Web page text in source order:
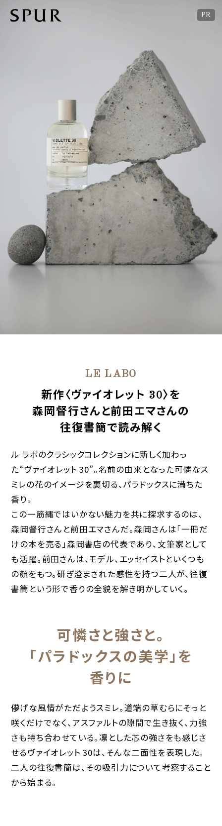
LE LABO
新作〈ヴァイオレット 30〉を
森岡督行さんと前田エマさんの
往復書簡で読み解く
ル ラボのクラシックコレクションに新しく加わっ
た“ヴァイオレット 30”。名前の由来となった可憐なス
ミレの花のイメージを裏切る、パラドックスに満ちた
香り。
この一筋縄ではいかない魅力を共に探求するのは、
森岡督行さんと前田エマさんだ。森岡さんは「一冊だ
けの本を売る」森岡書店の代表であり、文筆家として
も活躍。前田さんは、モデル、エッセイストといくつも
の顔をもつ。研ぎ澄まされた感性を持つ二人が、往復
書簡という形で香りの全貌を解き明かしていく。
可憐さと強さと。
「パラドックスの美学」を
香りに
儚げな風情がただようスミレ。道端の草むらにそっと
咲くだけでなく、アスファルトの隙間で生き抜く、力強
さも持ち合わせている。凛とした芯の強さをも感じさ
せるヴァイオレット 30は、そんな二面性を表現した。
二人の往復書簡は、その吸引力について考察すること
から始まる。